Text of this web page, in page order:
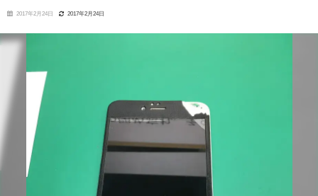
2017年2月24日 2017年2月24日